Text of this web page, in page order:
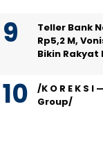
Teller Bank
Rp5,2 M,
Bikin Rakyat
/K O R E K S
Group/